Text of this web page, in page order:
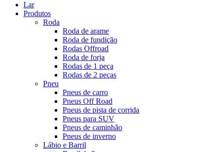
Lar
Produtos
Roda
Roda de arame
Roda de fundição
Rodas Offroad
Roda de forja
Rodas de 1 peça
Rodas de 2 peças
Pneu
Pneus de carro
Pneus Off Road
Pneus de pista de corrida
Pneus para SUV
Pneus de caminhão
Pneus de inverno
Lábio e Barril